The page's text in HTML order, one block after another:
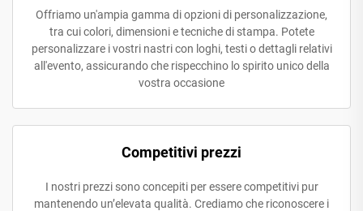
Offriamo un'ampia gamma di opzioni di personalizzazione,
tra cui colori, dimensioni e tecniche di stampa. Potete
personalizzare i vostri nastri con loghi, testi o dettagli relativi
all'evento, assicurando che rispecchino lo spirito unico della
vostra occasione
Competitivi prezzi
I nostri prezzi sono concepiti per essere competitivi pur
mantenendo un’elevata qualità. Crediamo che riconoscere i